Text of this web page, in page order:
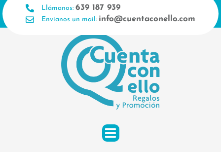
Ir
al
contenido
Llámanos: 639 187 939
Envíanos un mail: info@cuentaconello.com